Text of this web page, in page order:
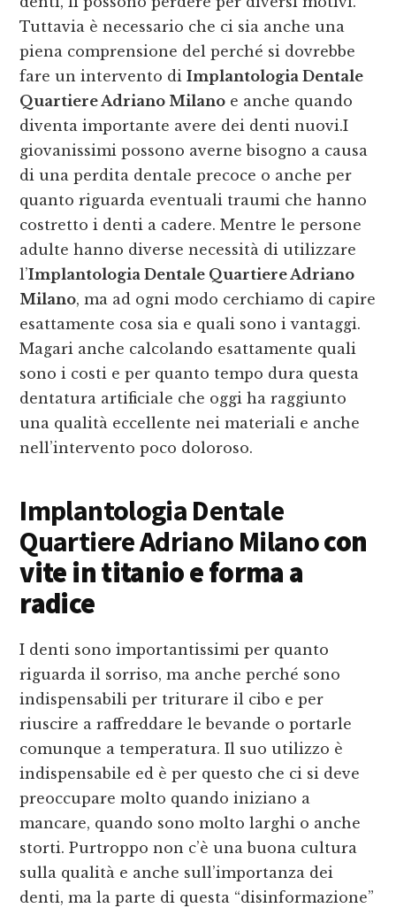
Tuttavia è necessario che ci sia anche una
piena comprensione del perché si dovrebbe
fare un intervento diImplantologia Dentale
Quartiere Adriano Milano e anche quando
diventa importante avere dei denti nuovi.I
giovanissimi possono averne bisogno a causa
di una perdita dentale precoce o anche per
quanto riguarda eventuali traumi che hanno
costretto i denti a cadere. Mentre le persone
adulte hanno diverse necessità di utilizzare
l’Implantologia Dentale Quartiere Adriano
Milano, ma ad ogni modo cerchiamo di capire
esattamente cosa sia e quali sono i vantaggi.
Magari anche calcolando esattamente quali
sono i costi e per quanto tempo dura questa
dentatura artificiale che oggi ha raggiunto
una qualità eccellente nei materiali e anche
nell’intervento poco doloroso.
Implantologia Dentale
Quartiere Adriano Milanocon
vite in titanio e forma a
radice
I denti sono importantissimi per quanto
riguarda il sorriso, ma anche perché sono
indispensabili per triturare il cibo e per
riuscire a raffreddare le bevande o portarle
comunque a temperatura. Il suo utilizzo è
indispensabile ed è per questo che ci si deve
preoccupare molto quando iniziano a
mancare, quando sono molto larghi o anche
storti. Purtroppo non c’è una buona cultura
sulla qualità e anche sull’importanza dei
denti, ma la parte di questa “disinformazione”